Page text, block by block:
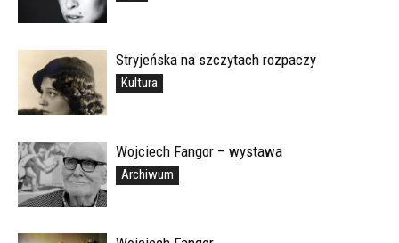
Stryjeńska na szczytach rozpaczy
Kultura
Wojciech Fangor – wystawa
Archiwum